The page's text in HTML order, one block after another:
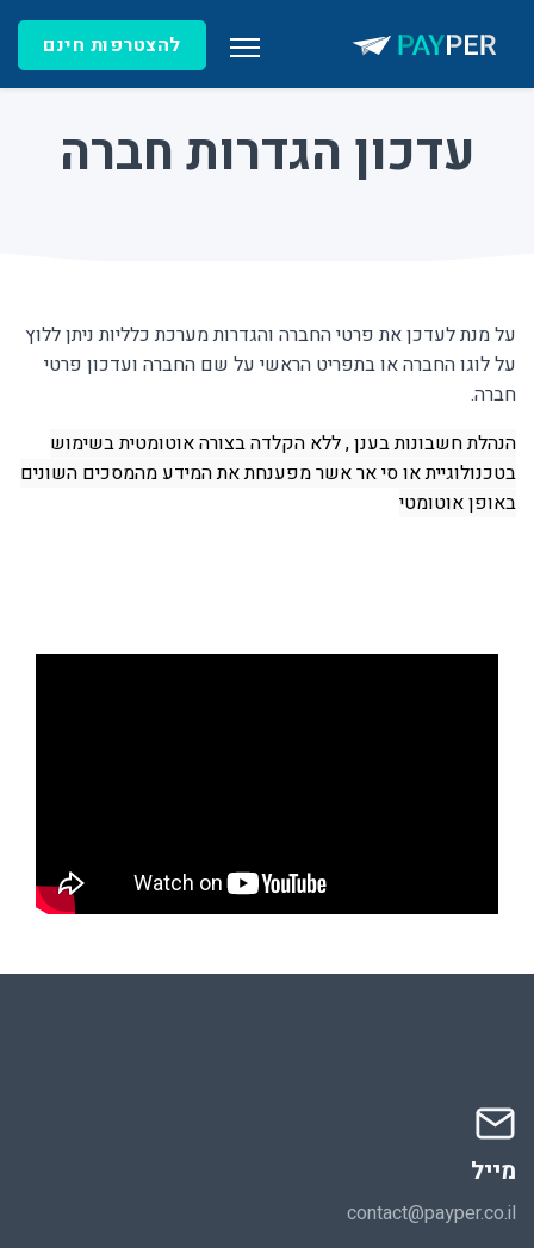
להצטרפות חינם
עדכון הגדרות חברה
על מנת לעדכן את פרטי החברה והגדרות מערכת כלליות ניתן ללוץ
על לוגו החברה או בתפריט הראשי על שם החברה ועדכון פרטי
חברה.
הנהלת חשבונות בענן , ללא הקלדה בצורה אוטומטית בשימוש
בטכנולוגיית או סי אר אשר מפענחת את המידע מהמסכים השונים
באופן אוטומטי
מייל
contact@payper.co.il